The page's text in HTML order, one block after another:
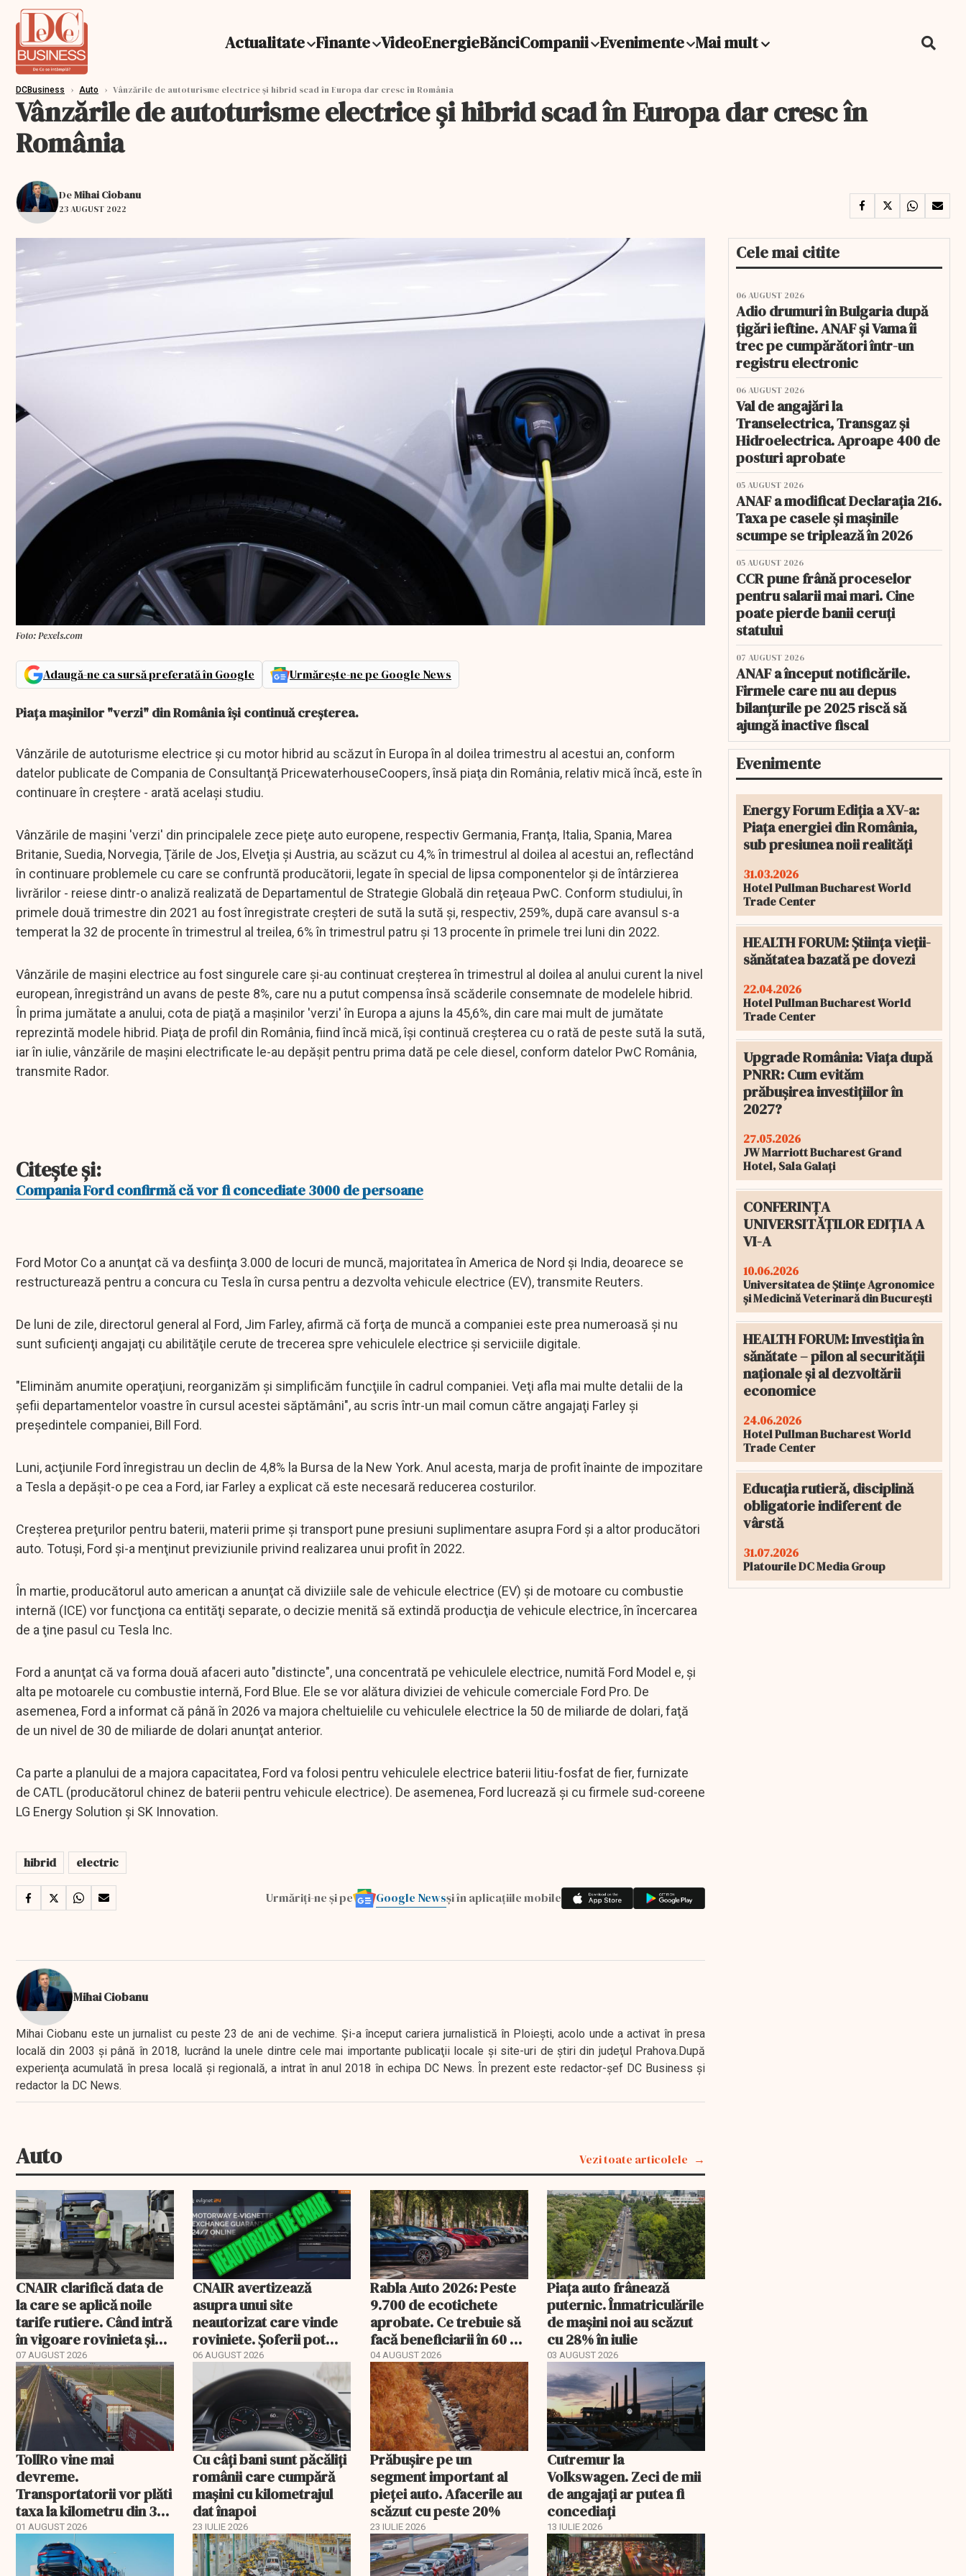
Actualitate Finante VideoEnergieBănciCompanii Evenimente Mai mult
DCBusiness › Auto › Vânzările de autoturisme electrice şi hibrid scad în Europa dar cresc în România
Vânzările de autoturisme electrice şi hibrid scad în Europa dar cresc în
România
DeMihai Ciobanu
23 AUGUST 2022
Foto: Pexels.com
Adaugă-ne ca sursă preferată în Google Urmărește-ne pe Google News
Piaţa maşinilor "verzi" din România îşi continuă creşterea.
Vânzările de autoturisme electrice şi cu motor hibrid au scăzut în Europa în al doilea trimestru al acestui an, conform
datelor publicate de Compania de Consultanţă PricewaterhouseCoopers, însă piaţa din România, relativ mică încă, este în
continuare în creştere - arată acelaşi studiu.
Vânzările de maşini 'verzi' din principalele zece pieţe auto europene, respectiv Germania, Franţa, Italia, Spania, Marea
Britanie, Suedia, Norvegia, Ţările de Jos, Elveţia şi Austria, au scăzut cu 4,% în trimestrul al doilea al acestui an, reflectând
în continuare problemele cu care se confruntă producătorii, legate în special de lipsa componentelor şi de întârzierea
livrărilor - reiese dintr-o analiză realizată de Departamentul de Strategie Globală din reţeaua PwC. Conform studiului, în
primele două trimestre din 2021 au fost înregistrate creşteri de sută la sută şi, respectiv, 259%, după care avansul s-a
temperat la 32 de procente în trimestrul al treilea, 6% în trimestrul patru şi 13 procente în primele trei luni din 2022.
Vânzările de maşini electrice au fost singurele care şi-au continuat creşterea în trimestrul al doilea al anului curent la nivel
european, înregistrând un avans de peste 8%, care nu a putut compensa însă scăderile consemnate de modelele hibrid.
În prima jumătate a anului, cota de piaţă a maşinilor 'verzi' în Europa a ajuns la 45,6%, din care mai mult de jumătate
reprezintă modele hibrid. Piaţa de profil din România, fiind încă mică, îşi continuă creşterea cu o rată de peste sută la sută,
iar în iulie, vânzările de maşini electrificate le-au depăşit pentru prima dată pe cele diesel, conform datelor PwC România,
transmite Rador.
Citeşte şi:
Compania Ford confirmă că vor fi concediate 3000 de persoane
Ford Motor Co a anunţat că va desfiinţa 3.000 de locuri de muncă, majoritatea în America de Nord şi India, deoarece se
restructurează pentru a concura cu Tesla în cursa pentru a dezvolta vehicule electrice (EV), transmite Reuters.
De luni de zile, directorul general al Ford, Jim Farley, afirmă că forţa de muncă a companiei este prea numeroasă şi nu
sunt suficienţi angajaţi cu abilităţile cerute de trecerea spre vehiculele electrice şi serviciile digitale.
"Eliminăm anumite operaţiuni, reorganizăm şi simplificăm funcţiile în cadrul companiei. Veţi afla mai multe detalii de la
şefii departamentelor voastre în cursul acestei săptămâni", au scris într-un mail comun către angajaţi Farley şi
preşedintele companiei, Bill Ford.
Luni, acţiunile Ford înregistrau un declin de 4,8% la Bursa de la New York. Anul acesta, marja de profit înainte de impozitare
a Tesla a depăşit-o pe cea a Ford, iar Farley a explicat că este necesară reducerea costurilor.
Creşterea preţurilor pentru baterii, materii prime şi transport pune presiuni suplimentare asupra Ford şi a altor producători
auto. Totuşi, Ford şi-a menţinut previziunile privind realizarea unui profit în 2022.
În martie, producătorul auto american a anunţat că diviziile sale de vehicule electrice (EV) şi de motoare cu combustie
internă (ICE) vor funcţiona ca entităţi separate, o decizie menită să extindă producţia de vehicule electrice, în încercarea
de a ţine pasul cu Tesla Inc.
Ford a anunţat că va forma două afaceri auto "distincte", una concentrată pe vehiculele electrice, numită Ford Model e, şi
alta pe motoarele cu combustie internă, Ford Blue. Ele se vor alătura diviziei de vehicule comerciale Ford Pro. De
asemenea, Ford a informat că până în 2026 va majora cheltuielile cu vehiculele electrice la 50 de miliarde de dolari, faţă
de un nivel de 30 de miliarde de dolari anunţat anterior.
Ca parte a planului de a majora capacitatea, Ford va folosi pentru vehiculele electrice baterii litiu-fosfat de fier, furnizate
de CATL (producătorul chinez de baterii pentru vehicule electrice). De asemenea, Ford lucrează şi cu firmele sud-coreene
LG Energy Solution şi SK Innovation.
hibrid electric
Urmăriți-ne și pe Google Newsși în aplicațiile mobile
Mihai Ciobanu
Mihai Ciobanu este un jurnalist cu peste 23 de ani de vechime. Şi-a început cariera jurnalistică în Ploieşti, acolo unde a activat în presa
locală din 2003 şi până în 2018, lucrând la unele dintre cele mai importante publicaţii locale şi site-uri de ştiri din judeţul Prahova.După
experienţa acumulată în presa locală şi regională, a intrat în anul 2018 în echipa DC News. În prezent este redactor-şef DC Business şi
redactor la DC News.
Auto Vezi toate articolele
CNAIR clarifică data de
la care se aplică noile
tarife rutiere. Când intră
în vigoare rovinieta și
TollRo
07 AUGUST 2026
CNAIR avertizează
asupra unui site
neautorizat care vinde
roviniete. Șoferii pot
plăti și cu 186% mai mult
06 AUGUST 2026
Rabla Auto 2026: Peste
9.700 de ecotichete
aprobate. Ce trebuie să
facă beneficiarii în 60 de
zile
04 AUGUST 2026
Piața auto frânează
puternic. Înmatriculările
de mașini noi au scăzut
cu 28% în iulie
03 AUGUST 2026
TollRo vine mai
devreme.
Transportatorii vor plăti
taxa la kilometru din 31
august
01 AUGUST 2026
Cu câţi bani sunt păcăliţi
românii care cumpără
maşini cu kilometrajul
dat înapoi
23 IULIE 2026
Prăbușire pe un
segment important al
pieței auto. Afacerile au
scăzut cu peste 20%
23 IULIE 2026
Cutremur la
Volkswagen. Zeci de mii
de angajați ar putea fi
concediați
13 IULIE 2026
Cele mai citite
06 AUGUST 2026
Adio drumuri în Bulgaria după
țigări ieftine. ANAF și Vama îi
trec pe cumpărători într-un
registru electronic
06 AUGUST 2026
Val de angajări la
Transelectrica, Transgaz și
Hidroelectrica. Aproape 400 de
posturi aprobate
05 AUGUST 2026
ANAF a modificat Declarația 216.
Taxa pe casele și mașinile
scumpe se triplează în 2026
05 AUGUST 2026
CCR pune frână proceselor
pentru salarii mai mari. Cine
poate pierde banii ceruți
statului
07 AUGUST 2026
ANAF a început notificările.
Firmele care nu au depus
bilanțurile pe 2025 riscă să
ajungă inactive fiscal
Evenimente
Energy Forum Ediția a XV-a:
Piața energiei din România,
sub presiunea noii realități
31.03.2026
Hotel Pullman Bucharest World
Trade Center
HEALTH FORUM: Știința vieții-
sănătatea bazată pe dovezi
22.04.2026
Hotel Pullman Bucharest World
Trade Center
Upgrade România: Viața după
PNRR: Cum evităm
prăbușirea investițiilor în
2027?
27.05.2026
JW Marriott Bucharest Grand
Hotel, Sala Galați
CONFERINȚA
UNIVERSITĂȚILOR EDIȚIA A
VI-A
10.06.2026
Universitatea de Științe Agronomice
și Medicină Veterinară din București
HEALTH FORUM: Investiția în
sănătate – pilon al securității
naționale și al dezvoltării
economice
24.06.2026
Hotel Pullman Bucharest World
Trade Center
Educația rutieră, disciplină
obligatorie indiferent de
vârstă
31.07.2026
Platourile DC Media Group